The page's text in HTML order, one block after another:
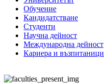
Обучение
Кандидатстване
Студенти
Научна дейност
Международна дейност
Кариера и възпитаници